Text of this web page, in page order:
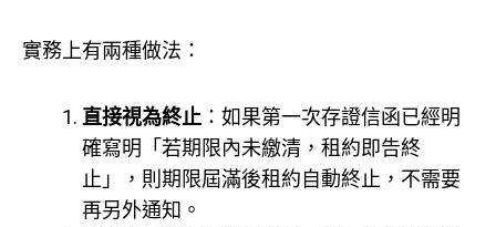
實務上有兩種做法：
直接視為終止 ：如果第一次存證信函已經明
確寫明「若期限內未繳清，租約即告終
止」，則期限屆滿後租約自動終止，不需要
再另外通知。